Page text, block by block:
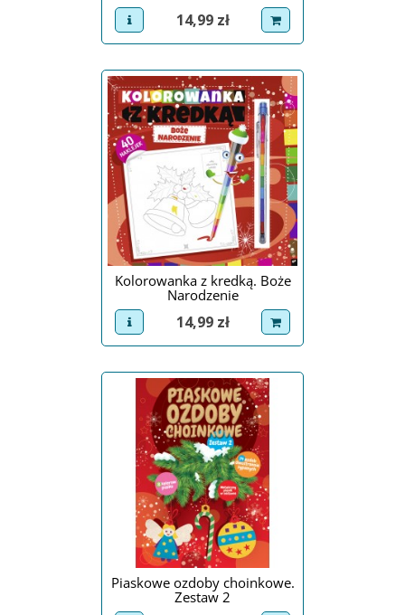
view product
Cena
14,99 zł dodaj do koszyka
Kolorowanka z kredką. Boże
Narodzenie
view product
Cena
14,99 zł dodaj do koszyka
Piaskowe ozdoby choinkowe.
Zestaw 2